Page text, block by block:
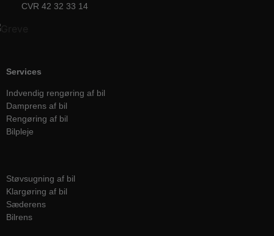
CVR 42 32 33 14
Services
Indvendig rengøring af bil
Damprens af bil
Rengøring af bil
Bilpleje
Støvsugning af bil
Klargøring af bil
Sæderens
Bilrens